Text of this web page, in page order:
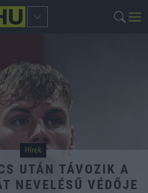
Hírek
UTÁN TÁVOZIK A
NEVELÉSŰ VÉDŐJE